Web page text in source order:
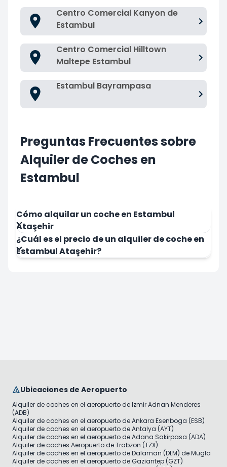
Centro Comercial Kanyon de
Estambul
Centro Comercial Hilltown
Maltepe Estambul
Estambul Bayrampasa
Preguntas Frecuentes sobre
Alquiler de Coches en
Estambul
Cómo alquilar un coche en Estambul
Ataşehir
¿Cuál es el precio de un alquiler de coche en
Estambul Ataşehir?
Ubicaciones de Aeropuerto
Alquiler de coches en el aeropuerto de Izmir Adnan Menderes
(ADB)
Alquiler de coches en el aeropuerto de Ankara Esenboga (ESB)
Alquiler de coches en el aeropuerto de Antalya (AYT)
Alquiler de coches en el aeropuerto de Adana Sakirpasa (ADA)
Alquiler de coches Aeropuerto de Trabzon (TZX)
Alquiler de coches en el aeropuerto de Dalaman (DLM) de Mugla
Alquiler de coches en el aeropuerto de Gaziantep (GZT)